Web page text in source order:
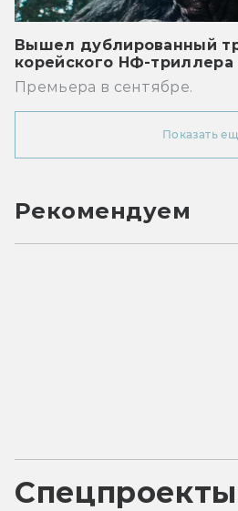
Вышел дублированный
корейского НФ-
Премьера в сентябре.
Показать
Рекомендуем
Спецпроекты